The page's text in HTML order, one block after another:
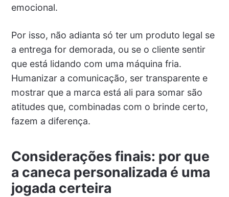
emocional.
Por isso, não adianta só ter um produto legal se
a entrega for demorada, ou se o cliente sentir
que está lidando com uma máquina fria.
Humanizar a comunicação, ser transparente e
mostrar que a marca está ali para somar são
atitudes que, combinadas com o brinde certo,
fazem a diferença.
Considerações finais: por que
a caneca personalizada é uma
jogada certeira